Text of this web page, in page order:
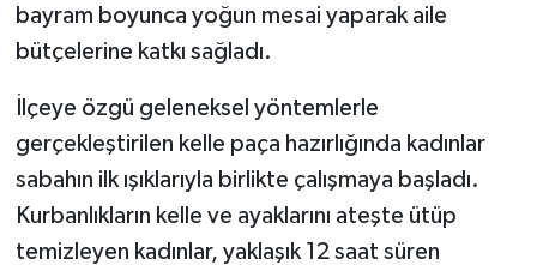
bayram boyunca yoğun mesai yaparak aile
bütçelerine katkı sağladı.
İlçeye özgü geleneksel yöntemlerle
gerçekleştirilen kelle paça hazırlığında kadınlar
sabahın ilk ışıklarıyla birlikte çalışmaya başladı.
Kurbanlıkların kelle ve ayaklarını ateşte ütüp
temizleyen kadınlar, yaklaşık 12 saat süren